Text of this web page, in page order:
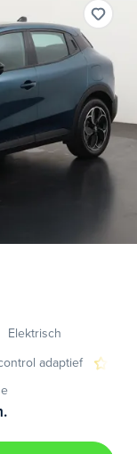
Elektrisch
adaptief